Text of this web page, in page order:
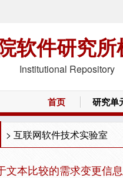
软件研究
Institutional Repository
首页 研究单
> 互联网软件技术实验室
文本比较的需求变更信